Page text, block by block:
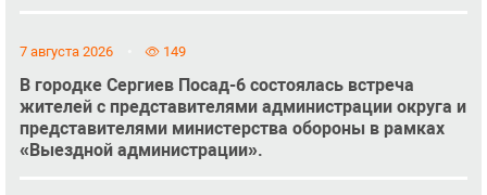
7 августа 2026 149
В городке Сергиев Посад-6 состоялась встреча
жителей с представителями администрации округа и
представителями министерства обороны в рамках
«Выездной администрации».